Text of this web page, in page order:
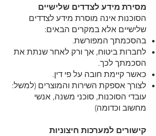
מסירת מידע לצדדים שלישיים
הסוכנות אינה מוסרת מידע לצדדים
שלישיים אלא במקרים הבאים:
בהסכמתך המפורשת.
לחברות ביטוח, אך ורק לאחר שנתת את
הסכמתך לכך.
כאשר קיימת חובה על פי דין.
לצורך אספקת השירות והמוצרים (למשל:
עובדי הסוכנות, סוכני משנה, אנשי
מחשוב וכדומה)
קישורים למערכות חיצוניות